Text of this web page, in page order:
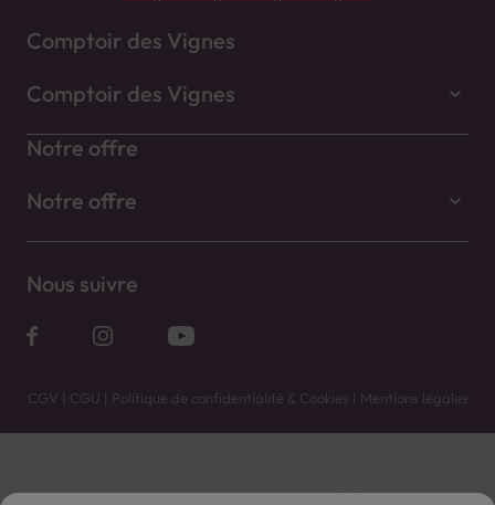
Comptoir des Vignes
Comptoir des Vignes
Notre offre
Notre offre
Nous suivre
CGV | CGU | Politique de confidentialité & Cookies | Mentions légales
Vente uniquement en caves. Contactez votre caviste pour plus de renseignements.